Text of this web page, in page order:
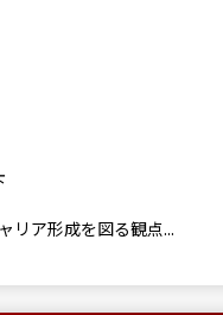
リア形成を図る観点...